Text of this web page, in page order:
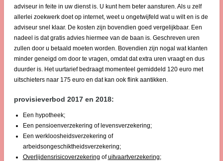
adviseur in feite in uw dienst is. U kunt hem beter aansturen. Als u zelf
allerlei zoekwerk doet op internet, weet u ongetwijfeld wat u wilt en is de
adviseur snel klaar. De kosten zijn bovendien goed vergelijkbaar. Een
nadeel is dat gratis advies hiermee van de baan is. Geschreven uren
zullen door u betaald moeten worden. Bovendien zijn nogal wat klanten
minder geneigd om door te vragen, omdat dat extra uren vraagt en dus
duurder is. Het uurtarief bedraagt momenteel gemiddeld 120 euro met
uitschieters naar 175 euro en dat kan ook flink aantikken.
provisieverbod 2017 en 2018:
Een hypotheek;
Een pensioenverzekering of levensverzekering;
Een werkloosheidsverzekering of
arbeidsongeschiktheidsverzekering;
Overlijdensrisicoverzekering ofuitvaartverzekering;